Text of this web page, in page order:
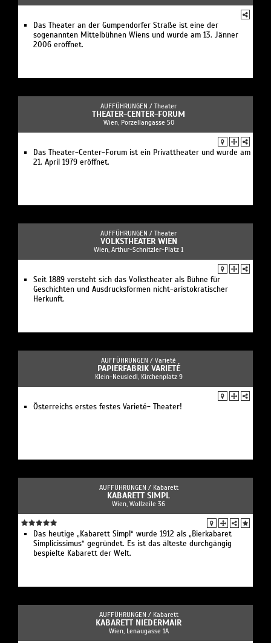
Das Theater an der Gumpendorfer Straße ist eine der
sogenannten Mittelbühnen Wiens und wurde am 13. Jänner
2006 eröffnet.
AUFFÜHRUNGEN / Theater
THEATER-CENTER-FORUM
Wien, Porzellangasse 50
Das Theater-Center-Forum ist ein Privattheater und wurde am
21. April 1979 eröffnet.
AUFFÜHRUNGEN / Theater
VOLKSTHEATER WIEN
Wien, Arthur-Schnitzler-Platz 1
Seit 1889 versteht sich das Volkstheater als Bühne für
Geschichten und Ausdrucksformen nicht-aristokratischer
Herkunft.
AUFFÜHRUNGEN / Varieté
PAPIERFABRIK VARIETÉ
Klein-Neusiedl, Kirchenplatz 9
Österreichs erstes festes Varieté- Theater!
AUFFÜHRUNGEN / Kabarett
KABARETT SIMPL
Wien, Wollzeile 36
Das heutige „Kabarett Simpl“ wurde 1912 als „Bierkabaret
Simplicissimus“ gegründet. Es ist das älteste durchgängig
bespielte Kabarett der Welt.
AUFFÜHRUNGEN / Kabarett
KABARETT NIEDERMAIR
Wien, Lenaugasse 1A